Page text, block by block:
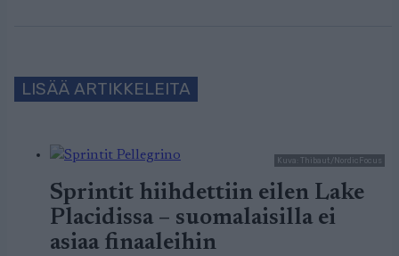
LISÄÄ ARTIKKELEITA
Kuva: Thibaut/NordicFocus
Sprintit hiihdettiin eilen Lake
Placidissa – suomalaisilla ei
asiaa finaaleihin